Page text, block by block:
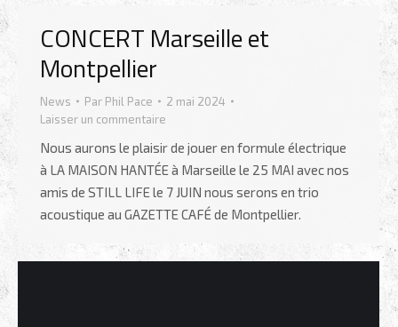
CONCERT Marseille et
Montpellier
News Par Phil Pace
2 mai 2024
Laisser un commentaire
Nous aurons le plaisir de jouer en formule électrique
à LA MAISON HANTÉE à Marseille le 25 MAI avec nos
amis de STILL LIFE le 7 JUIN nous serons en trio
acoustique au GAZETTE CAFÉ de Montpellier.